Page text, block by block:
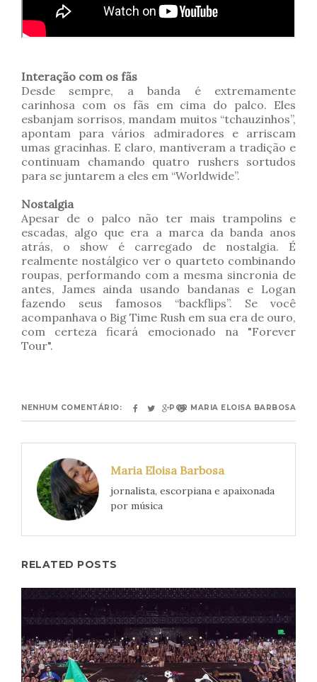
Interação com os fãs
Desde sempre, a banda é extremamente
carinhosa com os fãs em cima do palco. Eles
esbanjam sorrisos, mandam muitos “tchauzinhos”,
apontam para vários admiradores e arriscam
umas gracinhas. E claro, mantiveram a tradição e
continuam chamando quatro rushers sortudos
para se juntarem a eles em “Worldwide”.
Nostalgia
Apesar de o palco não ter mais trampolins e
escadas, algo que era a marca da banda anos
atrás, o show é carregado de nostalgia. É
realmente nostálgico ver o quarteto combinando
roupas, performando com a mesma sincronia de
antes, James ainda usando bandanas e Logan
fazendo seus famosos “backflips”. Se você
acompanhava o Big Time Rush em sua era de ouro,
com certeza ficará emocionado na "Forever
Tour".
NENHUM COMENTÁRIO: POR MARIA ELOISA BARBOSA
Maria Eloisa Barbosa
jornalista, escorpiana e apaixonada
por música
RELATED POSTS